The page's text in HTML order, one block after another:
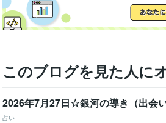
このブログを見た人に
2026年7月27日☆銀河の導き（出会い
占い